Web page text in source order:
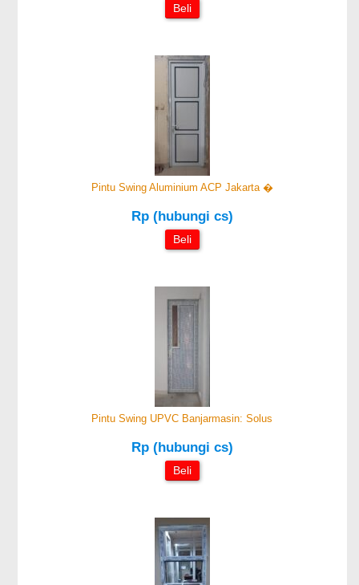
Beli
Pintu Swing Aluminium ACP Jakarta �
Rp (hubungi cs)
Beli
Pintu Swing UPVC Banjarmasin: Solus
Rp (hubungi cs)
Beli